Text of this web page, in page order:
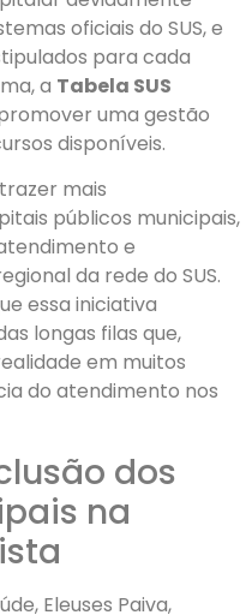
oficiais do SUS, e
para cada
a Tabela SUS
uma gestão
disponíveis.
mais
públicos municipais,
e
da rede do SUS.
essa iniciativa
longas filas que,
em muitos
do atendimento nos
dos
na
Eleuses Paiva,